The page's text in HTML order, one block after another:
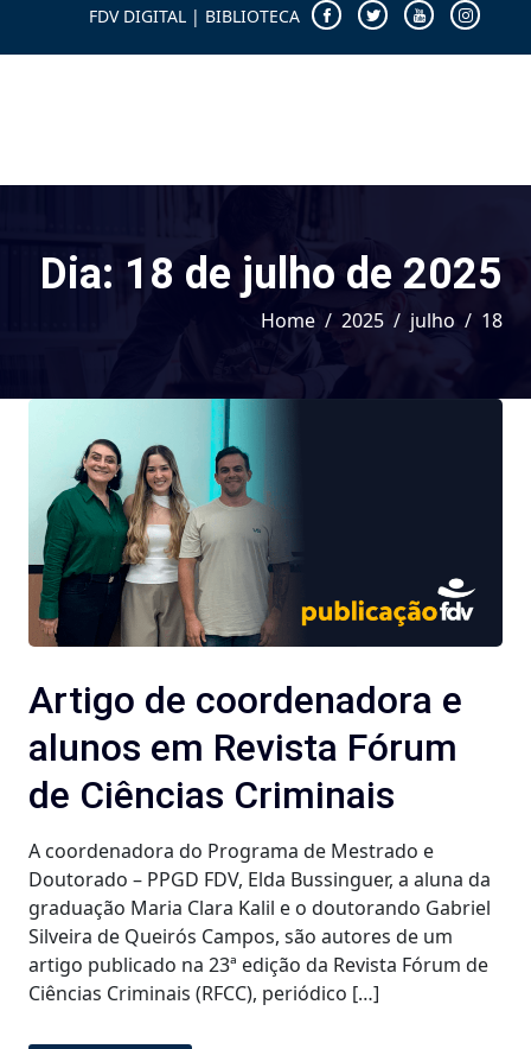
FDV DIGITAL | BIBLIOTECA
Dia: 18 de julho de 2025
Home 2025 julho 18
Artigo de coordenadora e
alunos em Revista Fórum
de Ciências Criminais
A coordenadora do Programa de Mestrado e
Doutorado – PPGD FDV, Elda Bussinguer, a aluna da
graduação Maria Clara Kalil e o doutorando Gabriel
Silveira de Queirós Campos, são autores de um
artigo publicado na 23ª edição da Revista Fórum de
Ciências Criminais (RFCC), periódico […]